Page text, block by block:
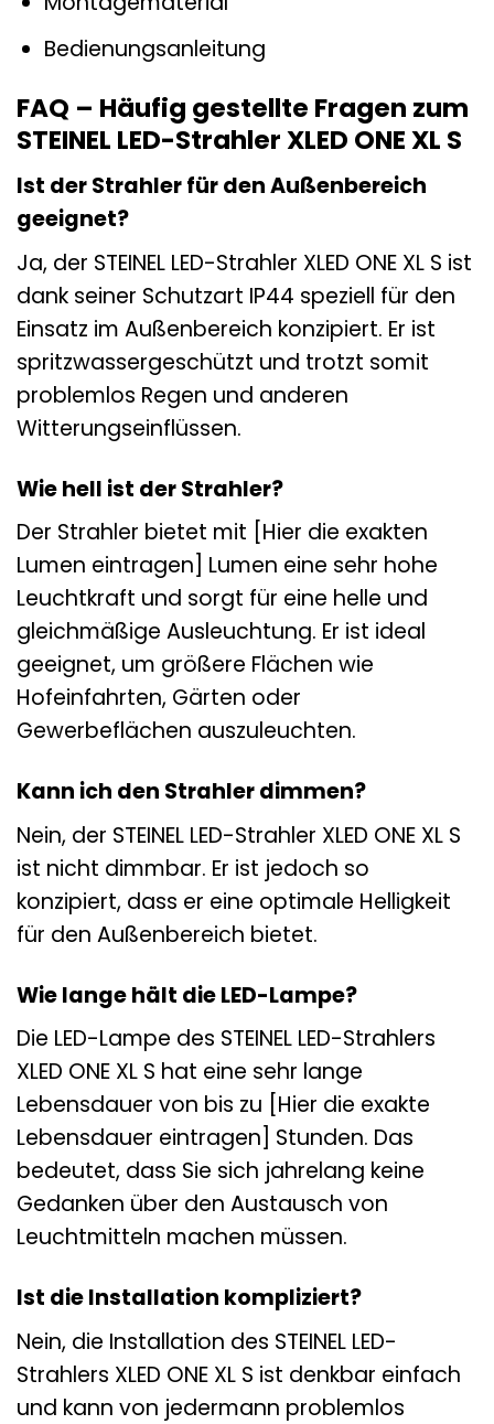
Bedienungsanleitung
FAQ – Häufig gestellte Fragen zum
STEINEL LED-Strahler XLED ONE XL S
Ist der Strahler für den Außenbereich
geeignet?
Ja, der STEINEL LED-Strahler XLED ONE XL S ist
dank seiner Schutzart IP44 speziell für den
Einsatz im Außenbereich konzipiert. Er ist
spritzwassergeschützt und trotzt somit
problemlos Regen und anderen
Witterungseinflüssen.
Wie hell ist der Strahler?
Der Strahler bietet mit [Hier die exakten
Lumen eintragen] Lumen eine sehr hohe
Leuchtkraft und sorgt für eine helle und
gleichmäßige Ausleuchtung. Er ist ideal
geeignet, um größere Flächen wie
Hofeinfahrten, Gärten oder
Gewerbeflächen auszuleuchten.
Kann ich den Strahler dimmen?
Nein, der STEINEL LED-Strahler XLED ONE XL S
ist nicht dimmbar. Er ist jedoch so
konzipiert, dass er eine optimale Helligkeit
für den Außenbereich bietet.
Wie lange hält die LED-Lampe?
Die LED-Lampe des STEINEL LED-Strahlers
XLED ONE XL S hat eine sehr lange
Lebensdauer von bis zu [Hier die exakte
Lebensdauer eintragen] Stunden. Das
bedeutet, dass Sie sich jahrelang keine
Gedanken über den Austausch von
Leuchtmitteln machen müssen.
Ist die Installation kompliziert?
Nein, die Installation des STEINEL LED-
Strahlers XLED ONE XL S ist denkbar einfach
und kann von jedermann problemlos